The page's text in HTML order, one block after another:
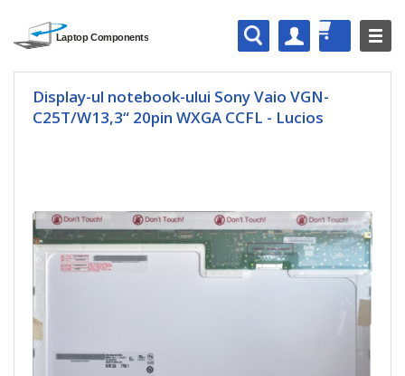
Display-ul notebook-ului Sony Vaio VGN-
C25T/W13,3“ 20pin WXGA CCFL - Lucios